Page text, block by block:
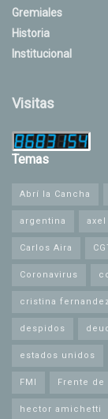
Gremiales
Historia
Institucional
Visitas
Temas
Abrí la Cancha
argentina
Carlos Aira
Coronavirus
cristina
despidos
estados unidos
FMI Frente de
hector amichetti